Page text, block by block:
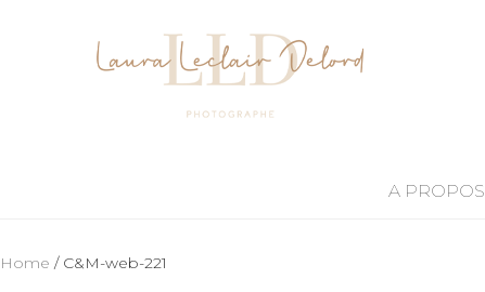
A PROPOS
Home / C&M-web-221